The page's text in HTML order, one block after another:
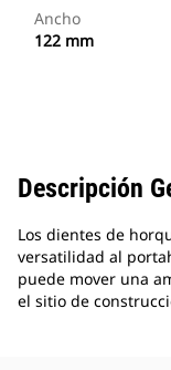
Ancho
122 mm
Descripción
Los dientes de
versatilidad al
puede mover una
el sitio de